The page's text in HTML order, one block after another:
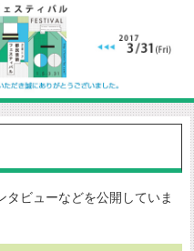
ビューなどを公開していま